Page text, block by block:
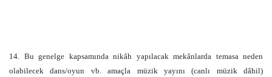
14. Bu genelge kapsamında nikâh yapılacak mekânlarda temasa neden
olabilecek dans/oyun vb. amaçla müzik yayını (canlı müzik dâhil)